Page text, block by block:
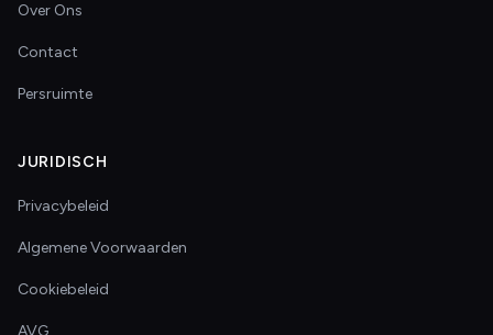
Over Ons
Contact
Persruimte
JURIDISCH
Privacybeleid
Algemene Voorwaarden
Cookiebeleid
AVG